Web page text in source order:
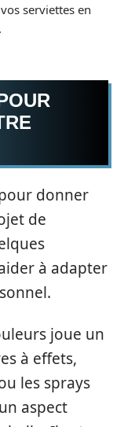
serviettes en
donner
de
à adapter
joue un
à effets,
les sprays
aspect